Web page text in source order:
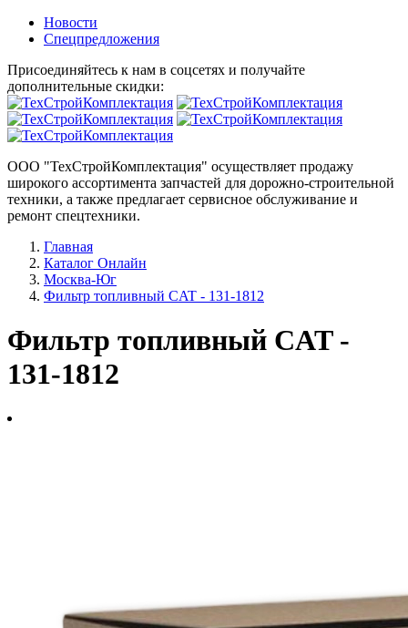
Новости
Спецпредложения
Присоединяйтесь к нам в соцсетях и получайте
дополнительные скидки:
ООО "ТехСтройКомплектация" осуществляет продажу
широкого ассортимента запчастей для дорожно-строительной
техники, а также предлагает сервисное обслуживание и
ремонт спецтехники.
Главная
Каталог Онлайн
Москва-Юг
Фильтр топливный CAT - 131-1812
Фильтр топливный CAT -
131-1812